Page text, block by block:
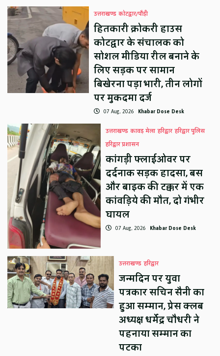
उत्तराखण्ड कोटद्वार/पौड़ी
हितकारी क्रोकरी हाउस
कोटद्वार के संचालक को
सोशल मीडिया रील बनाने के
लिए सड़क पर सामान
बिखेरना पड़ा भारी, तीन लोगों
पर मुकदमा दर्ज
07 Aug, 2026 Khabar Dose Desk
उत्तराखण्ड कावड़ मेला हरिद्वार हरिद्वार पुलिस
हरिद्वार प्रशासन
कांगड़ी फ्लाईओवर पर
दर्दनाक सड़क हादसा, बस
और बाइक की टक्कर में एक
कांवड़िये की मौत, दो गंभीर
घायल
07 Aug, 2026 Khabar Dose Desk
उत्तराखण्ड हरिद्वार
जन्मदिन पर युवा
पत्रकार सचिन सैनी का
हुआ सम्मान, प्रेस क्लब
अध्यक्ष धर्मेंद्र चौधरी ने
पहनाया सम्मान का
पटका